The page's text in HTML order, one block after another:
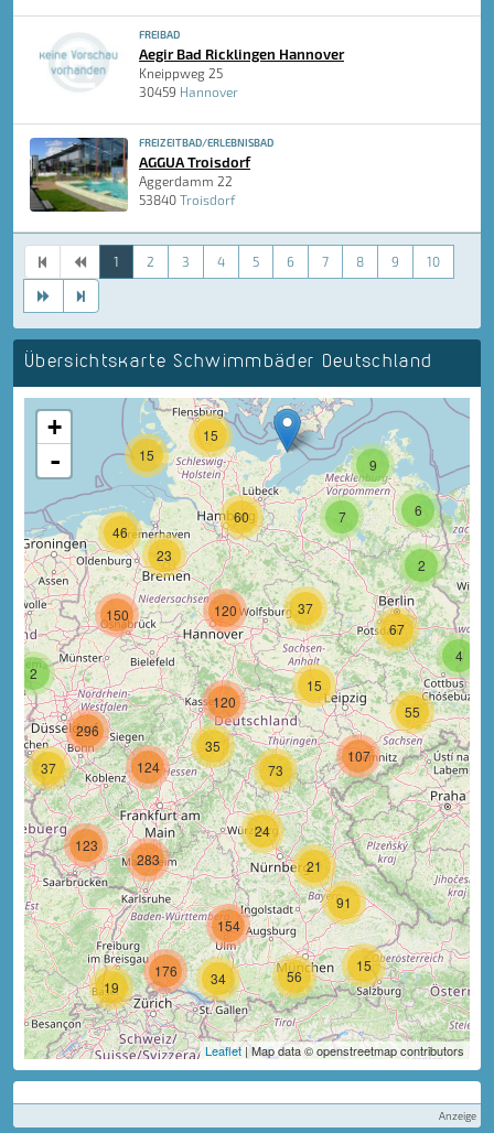
FREIBAD
Aegir Bad Ricklingen Hannover
Kneippweg 25
30459 Hannover
FREIZEITBAD/ERLEBNISBAD
AGGUA Troisdorf
Aggerdamm 22
53840 Troisdorf
1 2 3 4 5 6 7 8 9 10
Übersichtskarte Schwimmbäder Deutschland
4
23
46
6
7
9
35
120
2
120
37
67
21
15
73
55
107
15
15
60
37
19
176 15
34
91
56
2
150
296
24
124
123
154
283
+
-
Leaflet | Map data © openstreetmap contributors
Anzeige